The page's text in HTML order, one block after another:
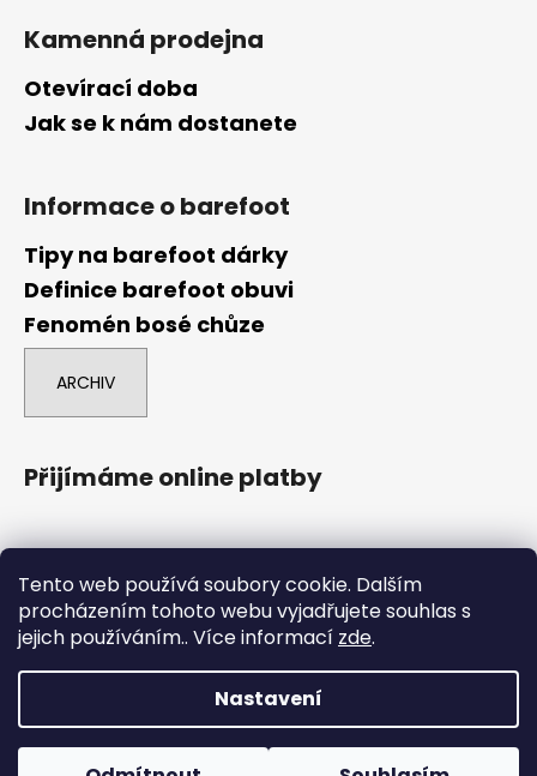
Tento web používá soubory cookie. Dalším
procházením tohoto webu vyjadřujete souhlas s
jejich používáním.. Více informací zde.
Nastavení
Boty označené POUZE NA ESHOPU nejsou na prodejně, ale
dají se tam objednat na osobní odběr. Boty označené
Kamenná prodejna
Otevírací doba
Jak se k nám dostanete
Informace o barefoot
Tipy na barefoot dárky
Definice barefoot obuvi
Fenomén bosé chůze
ARCHIV
Přijímáme online platby
comgate
Copyright 2026Barefoot Brno. Všechna práva